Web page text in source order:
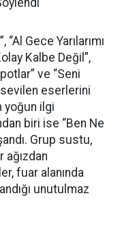
Gece Yarılarımı
Kalbe Değil”,
ve “Seni
eserlerini
yoğun ilgi
biri ise “Ben Ne
Grup sustu,
ağızdan
fuar alanında
unutulmaz